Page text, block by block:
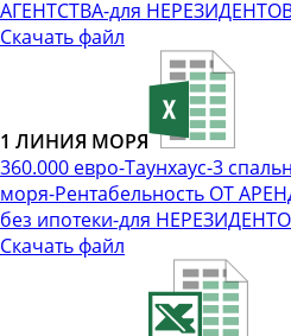
АГЕНТСТВА-для
Скачать файл
1 ЛИНИЯ МОРЯ
360.000 евро-Таунхаус-3
моря-Рентабельность ОТ
без ипотеки-для
Скачать файл